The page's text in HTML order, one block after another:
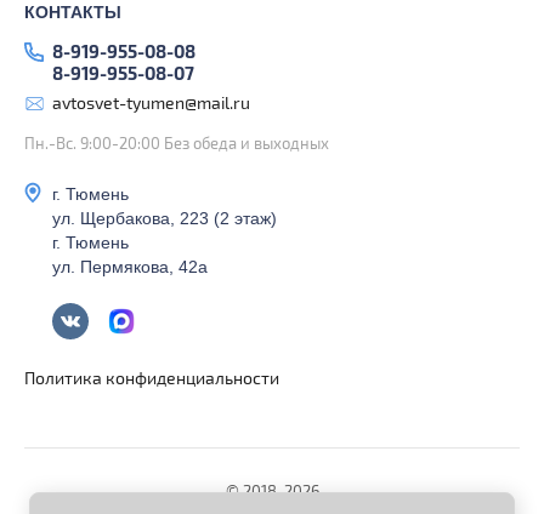
КОНТАКТЫ
8-919-955-08-08
8-919-955-08-07
avtosvet-tyumen@mail.ru
Пн.-Вс. 9:00-20:00 Без обеда и выходных
г. Тюмень
ул. Щербакова, 223 (2 этаж)
г. Тюмень
ул. Пермякова, 42а
Политика конфиденциальности
© 2018-2026